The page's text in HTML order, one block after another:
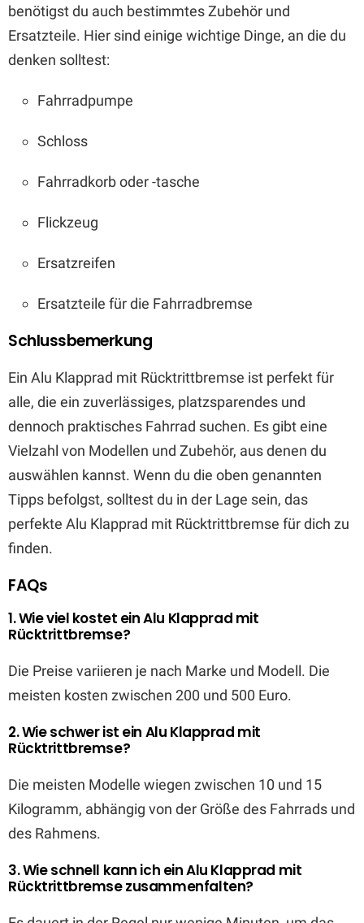
benötigst du auch bestimmtes Zubehör und
Ersatzteile. Hier sind einige wichtige Dinge, an die du
denken solltest:
Fahrradpumpe
Schloss
Fahrradkorb oder -tasche
Flickzeug
Ersatzreifen
Ersatzteile für die Fahrradbremse
Schlussbemerkung
Ein Alu Klapprad mit Rücktrittbremse ist perfekt für
alle, die ein zuverlässiges, platzsparendes und
dennoch praktisches Fahrrad suchen. Es gibt eine
Vielzahl von Modellen und Zubehör, aus denen du
auswählen kannst. Wenn du die oben genannten
Tipps befolgst, solltest du in der Lage sein, das
perfekte Alu Klapprad mit Rücktrittbremse für dich zu
finden.
FAQs
1. Wie viel kostet ein Alu Klapprad mit
Rücktrittbremse?
Die Preise variieren je nach Marke und Modell. Die
meisten kosten zwischen 200 und 500 Euro.
2. Wie schwer ist ein Alu Klapprad mit
Rücktrittbremse?
Die meisten Modelle wiegen zwischen 10 und 15
Kilogramm, abhängig von der Größe des Fahrrads und
des Rahmens.
3. Wie schnell kann ich ein Alu Klapprad mit
Rücktrittbremse zusammenfalten?